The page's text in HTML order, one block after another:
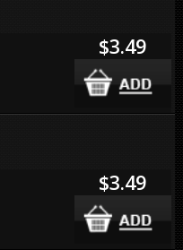
$3.49
$3.49